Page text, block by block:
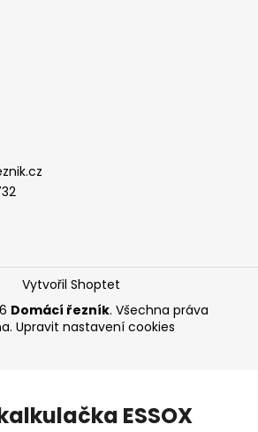
Vytvořil Shoptet
Domácí řezník. Všechna práva
Upravit nastavení cookies
ESSOX